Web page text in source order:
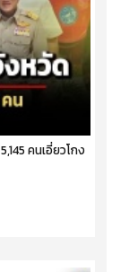
คนเอี่ยวโกง